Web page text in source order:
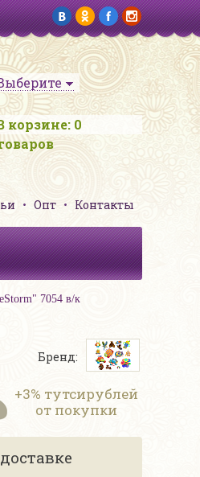
корзине: 0
Опт Контакты
7054 в/к
Бренд:
+3% тутсирублей
от покупки